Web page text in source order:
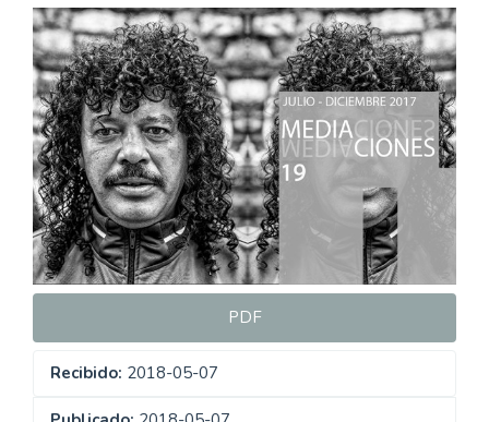
Barra
lateral
del
artículo
PDF
Recibido: 2018-05-07